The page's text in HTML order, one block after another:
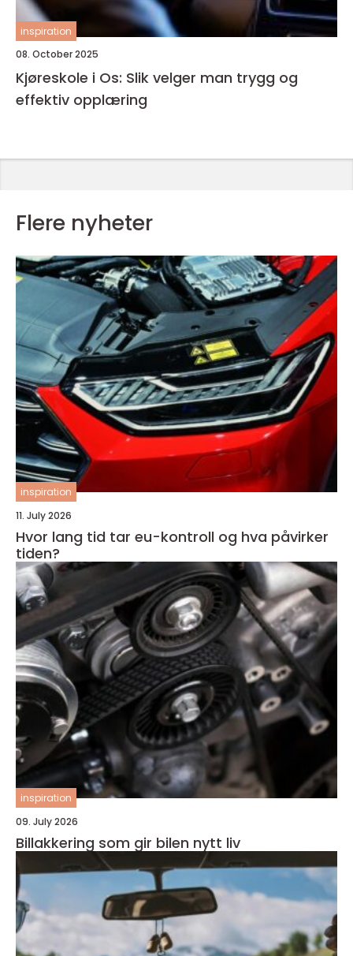
inspiration
08. October 2025
Kjøreskole i Os: Slik velger man trygg og
effektiv opplæring
Flere nyheter
inspiration
11. July 2026
Hvor lang tid tar eu-kontroll og hva påvirker
tiden?
inspiration
09. July 2026
Billakkering som gir bilen nytt liv